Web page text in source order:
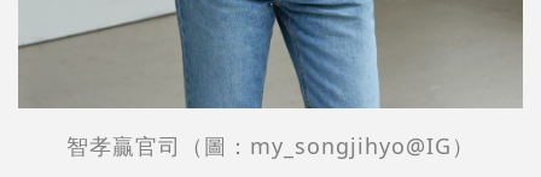
智孝贏官司（圖：my_songjihyo@IG）